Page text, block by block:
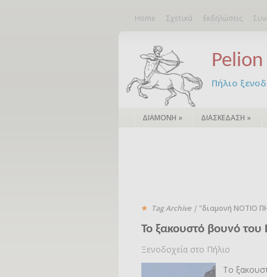
Home Σχετικά Εκδηλώσεις
Πήλιο
ΔΙΑΜΟΝΗ » ΔΙΑΣΚΕΔΑΣΗ »
Tag Archive | "διαμονή ΝΟΤΙΟ
Το ξακουστό βουνό του
Ξενοδοχεία στο Πήλιο
Το